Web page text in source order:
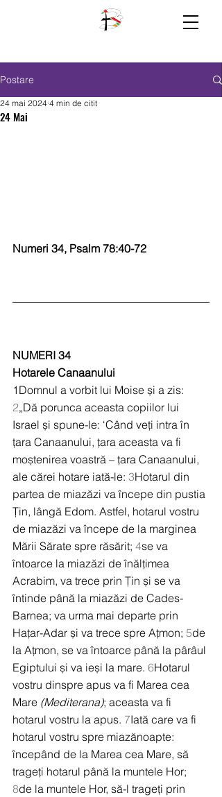
Postare
24 Mai
24 mai 2024 4 min de citit
Numeri 34, Psalm 78:40-72
NUMERI 34
Hotarele Canaanului
1Domnul a vorbit lui Moise și a zis:
2„Dă porunca aceasta copiilor lui
Israel și spune-le: ‘Când veți intra în
țara Canaanului, țara aceasta va fi
moștenirea voastră – țara Canaanului,
ale cărei hotare iată-le: 3Hotarul din
partea de miazăzi va începe din pustia
Țin, lângă Edom. Astfel, hotarul vostru
de miazăzi va începe de la marginea
Mării Sărate spre răsărit; 4se va
întoarce la miazăzi de înălțimea
Acrabim, va trece prin Țin și se va
întinde până la miazăzi de Cades-
Barnea; va urma mai departe prin
Hațar-Adar și va trece spre Ațmon; 5de
la Ațmon, se va întoarce până la pârâul
Egiptului și va ieși la mare. 6Hotarul
vostru dinspre apus va fi Marea cea
Mare (Mediterana); aceasta va fi
hotarul vostru la apus. 7Iată care va fi
hotarul vostru spre miazănoapte:
începând de la Marea cea Mare, să
trageți hotarul până la muntele Hor;
8de la muntele Hor, să-l trageți prin